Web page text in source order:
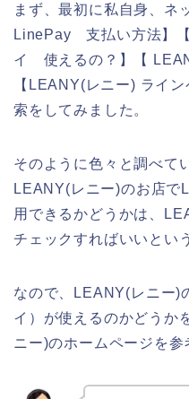
まず、最初に私自身、ネ
LinePay 支払い方法】
イ 使えるの？】【
【LEANY(レニー) ライ
索をしてみました。
そのように色々と調べて
LEANY(レニー)のお店で
用できるかどうかは、
チェックすればいいとい
なので、LEANY(レニー)
イ）が使えるのかどうか
ニー)のホームページを参